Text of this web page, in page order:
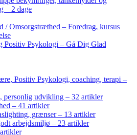
– 2 dage
/ Omsorgstræthed – Foredrag, kursus
Positiv Psykologi – Gå Dig Glad
Positiv Psykologi, coaching, terapi –
personlig udvikling – 32 artikler
– 41 artikler
grænser – 13 artikler
arbejdsmiljø – 23 artikler